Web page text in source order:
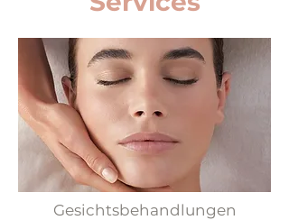
Gesichtsbehandlungen